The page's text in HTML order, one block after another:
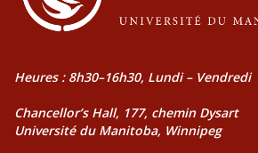
Heures : 8h30–16h30, Lundi – Vendredi
Chancellor’s Hall, 177, chemin Dysart
Université du Manitoba, Winnipeg